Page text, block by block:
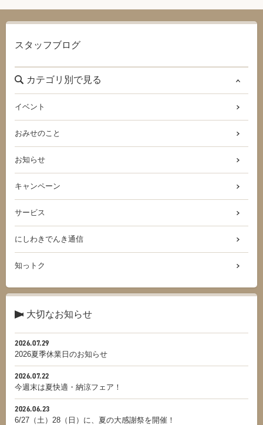
スタッフブログ
カテゴリ別で見る
イベント
おみせのこと
お知らせ
キャンペーン
サービス
にしわきでんき通信
知っトク
大切なお知らせ
2026.07.29
2026夏季休業日のお知らせ
2026.07.22
今週末は夏快適・納涼フェア！
2026.06.23
6/27（土）28（日）に、夏の大感謝祭を開催！